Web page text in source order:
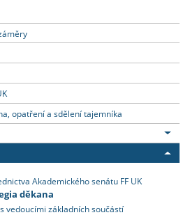
opatření a sdělení tajemníka
Akademického senátu FF UK
děkana
vedoucími základních součástí